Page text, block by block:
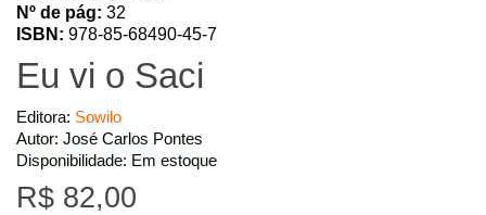
Nº de pág: 32
ISBN: 978-85-68490-45-7
Eu vi o Saci
Editora: Sowilo
Autor: José Carlos Pontes
Disponibilidade: Em estoque
R$ 82,00